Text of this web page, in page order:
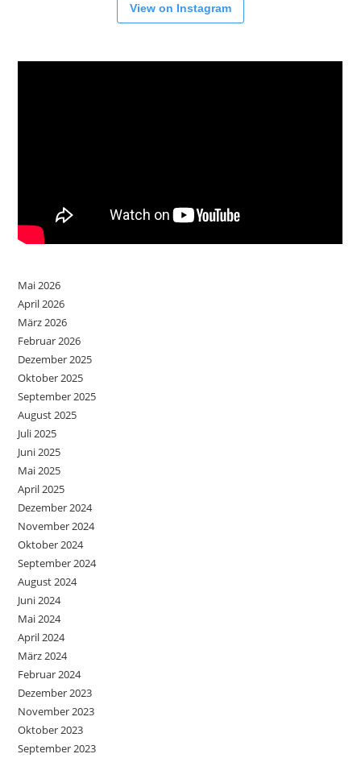
View on Instagram
Mai 2026
April 2026
März 2026
Februar 2026
Dezember 2025
Oktober 2025
September 2025
August 2025
Juli 2025
Juni 2025
Mai 2025
April 2025
Dezember 2024
November 2024
Oktober 2024
September 2024
August 2024
Juni 2024
Mai 2024
April 2024
März 2024
Februar 2024
Dezember 2023
November 2023
Oktober 2023
September 2023